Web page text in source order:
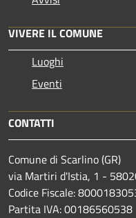
VIVERE IL COMUNE
Luoghi
Eventi
CONTATTI
Comune di Scarlino (GR)
via Martiri d'Istia, 1 -
Codice Fiscale:
Partita IVA: 00186560538